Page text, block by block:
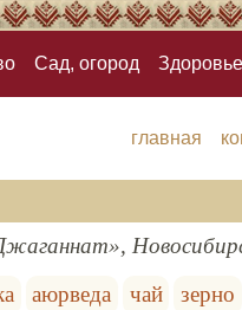
Сад, огород Здоровье
главная
аюрведа чай
зерно